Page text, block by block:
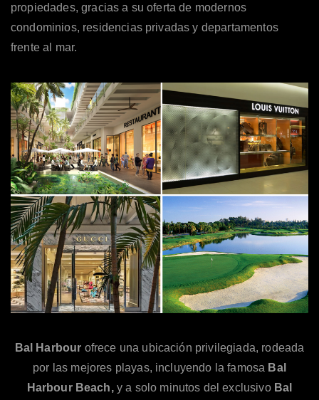
propiedades, gracias a su oferta de modernos
condominios, residencias privadas y departamentos
frente al mar.
Bal Harbour ofrece una ubicación privilegiada, rodeada
por las mejores playas, incluyendo la famosa Bal
Harbour Beach,y a solo minutos del exclusivo Bal